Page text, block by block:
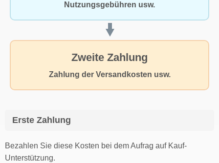
Nutzungsgebühren usw.
Zweite Zahlung
Zahlung der Versandkosten usw.
Erste Zahlung
Bezahlen Sie diese Kosten bei dem Aufrag auf Kauf-
Unterstützung.